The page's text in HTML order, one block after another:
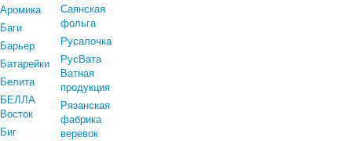
Аромика
Баги
Барьер
Батарейки
Белита
БЕЛЛА
Восток
Биг
Саянская
фольга
Русалочка
РусВата
Ватная
продукция
Рязанская
фабрика
веревок